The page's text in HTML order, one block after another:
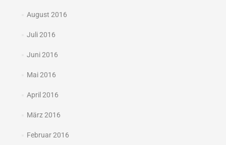
August 2016
Juli 2016
Juni 2016
Mai 2016
April 2016
März 2016
Februar 2016